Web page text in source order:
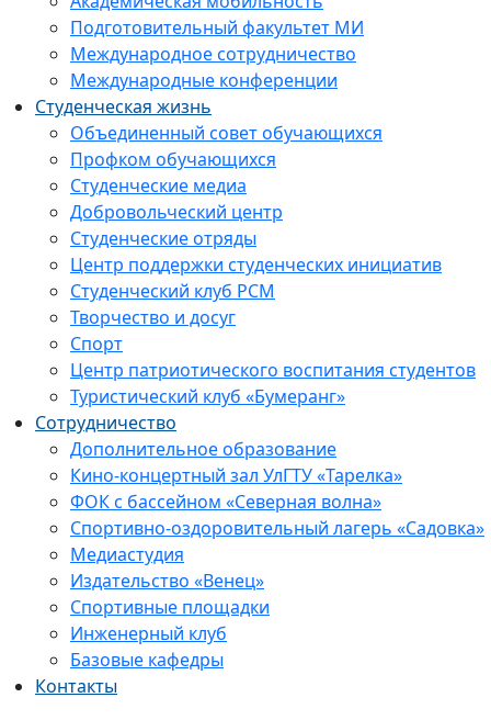
Подготовительный факультет МИ
Международное сотрудничество
Международные конференции
Студенческая жизнь
Объединенный совет обучающихся
Профком обучающихся
Студенческие медиа
Добровольческий центр
Студенческие отряды
Центр поддержки студенческих инициатив
Студенческий клуб РСМ
Творчество и досуг
Спорт
Центр патриотического воспитания студентов
Туристический клуб «Бумеранг»
Сотрудничество
Дополнительное образование
Кино-концертный зал УлГТУ «Тарелка»
ФОК с бассейном «Северная волна»
Спортивно-оздоровительный лагерь «Садовка»
Медиастудия
Издательство «Венец»
Спортивные площадки
Инженерный клуб
Базовые кафедры
Контакты